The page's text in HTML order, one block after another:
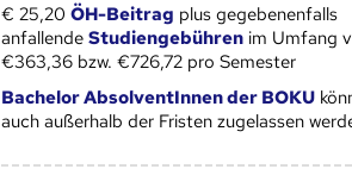
€ 25,20ÖH-Beitrag plus gegebenenfalls
anfallendeStudiengebühren im Umfang
€363,36 bzw. €726,72 pro Semester
Bachelor AbsolventInnen der BOKU
auch außerhalb der Fristen zugelassen